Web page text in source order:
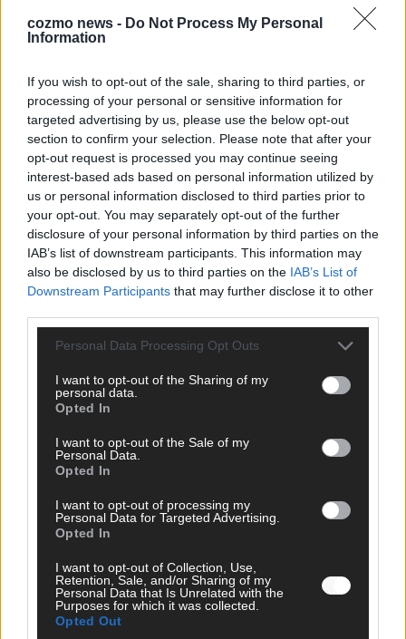
cozmo news - Do Not Process My Personal
Information
If you wish to opt-out of the sale, sharing to third parties, or
processing of your personal or sensitive information for
targeted advertising by us, please use the below opt-out
section to confirm your selection. Please note that after your
opt-out request is processed you may continue seeing
interest-based ads based on personal information utilized by
us or personal information disclosed to third parties prior to
your opt-out. You may separately opt-out of the further
disclosure of your personal information by third parties on the
IAB’s list of downstream participants. This information may
also be disclosed by us to third parties on the IAB’s List of
Downstream Participants that may further disclose it to other
Personal Data Processing Opt Outs
I want to opt-out of the Sharing of my
personal data.
Opted In
I want to opt-out of the Sale of my
Personal Data.
Opted In
I want to opt-out of processing my
Personal Data for Targeted Advertising.
Opted In
I want to opt-out of Collection, Use,
Retention, Sale, and/or Sharing of my
Personal Data that Is Unrelated with the
Purposes for which it was collected.
Opted Out
oder crazy Trends – wir checken alles für euch, filtern das
Wichtigste raus und bringen’s auf den Punkt.
TOP STORIES
Dein Schnäppchen aus China ist keins mehr –
das kostet es jetzt wirklich
August 2026
Heidi ist zurück bei RTL – und feiert ihr
Oktoberfest-Fest erstmals auf neuem
Sendeplatz
STREAMS & STORYS
August 2026
ESC 2027 in Bulgarien – und Deutschland sucht schon
August 2026